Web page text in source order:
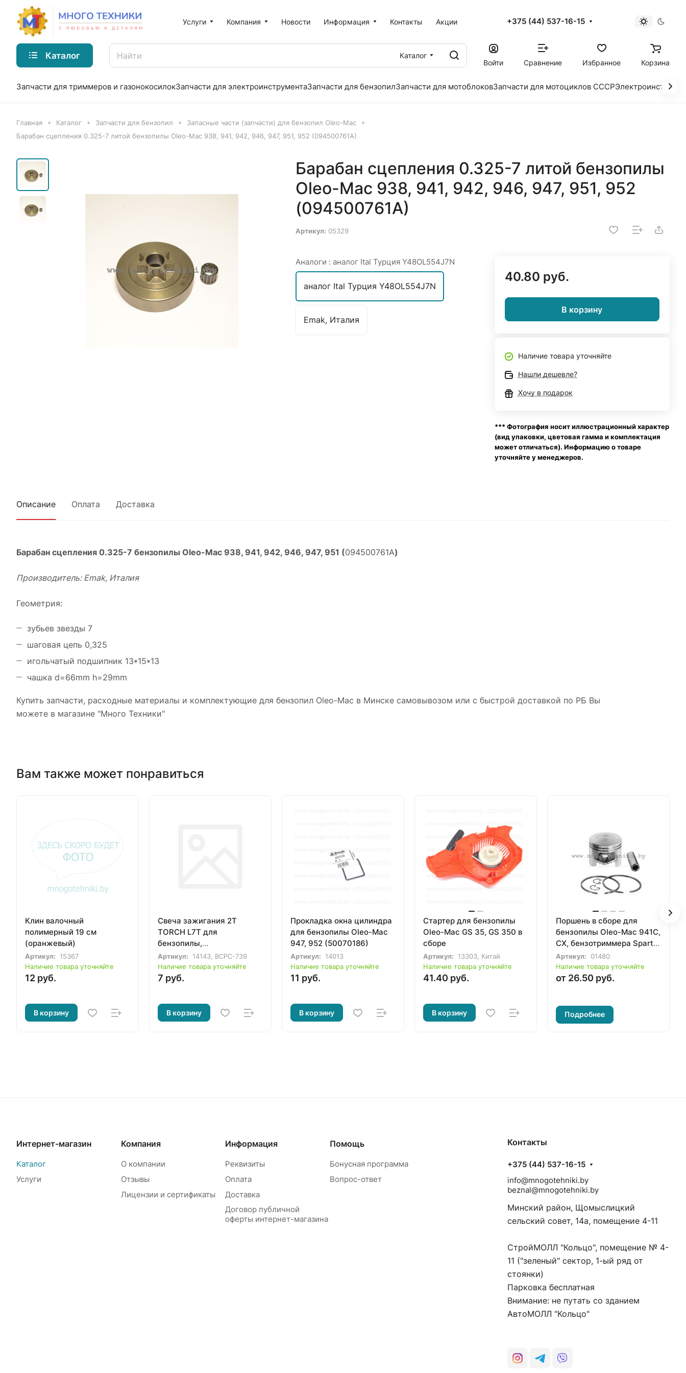
Услуги Компания Новости Информация Контакты Акции +375 (44) 537-16-15
Каталог
Каталог
Войти
Сравнение Избранное Корзина
Запчасти для триммеров и газонокосилокЗапчасти для электроинструментаЗапчасти для бензопилЗапчасти для мотоблоковЗапчасти для мотоциклов СССР
Главная Каталог Запчасти для бензопил
Запасные части (запчасти) для бензопил Oleo-Mac
Барабан сцепления 0.325-7 литой бензопилы Oleo-Mac 938, 941, 942, 946, 947, 951, 952 (094500761A)
Барабан сцепления 0.325-7 литой бензопилы
Oleo-Mac 938, 941, 942, 946, 947, 951, 952
(094500761A)
Артикул: 05329
Аналоги : аналог Ital Турция Y48OL554J7N
аналог Ital Турция Y48OL554J7N
Emak, Италия
40.80 руб.
В корзину
Наличие товара уточняйте
Нашли дешевле?
Хочу в подарок
*** Фотография носит иллюстрационный характер
(вид упаковки, цветовая гамма и комплектация
может отличаться). Информацию о товаре
уточняйте у менеджеров.
Описание Оплата Доставка
Барабан сцепления 0.325-7 бензопилы Oleo-Mac 938, 941, 942, 946, 947, 951 (094500761A)
Производитель: Emak, Италия
Геометрия:
зубьев звезды 7
шаговая цепь 0,325
игольчатый подшипник 13*15*13
чашка d=66mm h=29mm
Купить запчасти, расходные материалы и комплектующие для бензопил Oleo-Mac в Минске самовывозом или с быстрой доставкой по РБ Вы
можете в магазине "Много Техники"
Вам также может понравиться
Клин валочный
полимерный 19 см
(оранжевый)
Артикул:
15367
Наличие товара уточняйте
12 руб.
В корзину
Свеча зажигания 2Т
TORCH L7T для
бензопилы,
бензотриммера,
газонокосилки
Артикул:
14143, BCPC-739
Наличие товара уточняйте
7 руб.
В корзину
Прокладка окна цилиндра
для бензопилы Oleo-Mac
947, 952 (50070186)
Артикул:
14013
Наличие товара уточняйте
11 руб.
В корзину
Стартер для бензопилы
Oleo-Mac GS 35, GS 350 в
сборе
Артикул:
13303, Китай
Наличие товара уточняйте
41.40 руб.
В корзину
Поршень в сборе для
бензопилы Oleo-Mac 941C,
CX, бензотриммера Sparta
42, 44, 440T, 441T, 741
(50120034A)
Артикул:
01480
Наличие товара уточняйте
от 26.50 руб.
Подробнее
Интернет-магазин
Каталог
Услуги
Компания
О компании
Отзывы
Лицензии и сертификаты
Информация
Реквизиты
Оплата
Доставка
Договор публичной
оферты интернет-магазина
Помощь
Бонусная программа
Вопрос-ответ
Контакты
+375 (44) 537-16-15
info@mnogotehniki.by
beznal@mnogotehniki.by
Минский район, Щомыслицкий
сельский совет, 14а, помещение 4-11
СтройМОЛЛ "Кольцо", помещение № 4-
11 ("зеленый" сектор, 1-ый ряд от
стоянки)
Парковка бесплатная
Внимание: не путать со зданием
АвтоМОЛЛ "Кольцо"